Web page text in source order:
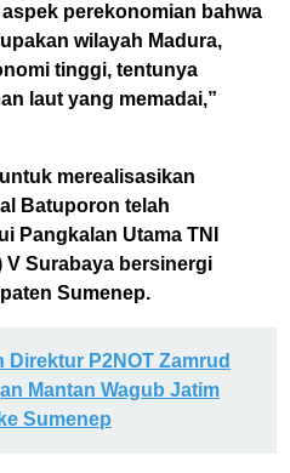
perekonomian bahwa
wilayah Madura,
tinggi, tentunya
laut yang memadai,”
merealisasikan
Batuporon telah
Pangkalan Utama TNI
Surabaya bersinergi
Sumenep.
Direktur P2NOT Zamrud
Mantan Wagub Jatim
Sumenep